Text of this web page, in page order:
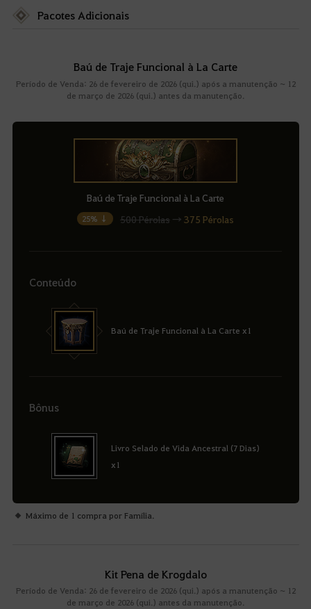
Pacotes Adicionais
Baú de Traje Funcional à La Carte
Período de Venda: 26 de fevereiro de 2026 (qui.) após a manutenção ~ 12
de março de 2026 (qui.) antes da manutenção.
Baú de Traje Funcional à La Carte
25% ↓ 500 Pérolas→ 375 Pérolas
Conteúdo
Baú de Traje Funcional à La Carte x1
Bônus
Livro Selado de Vida Ancestral (7 Dias)
x1
Máximo de 1 compra por Família.
Kit Pena de Krogdalo
Período de Venda: 26 de fevereiro de 2026 (qui.) após a manutenção ~ 12
de março de 2026 (qui.) antes da manutenção.